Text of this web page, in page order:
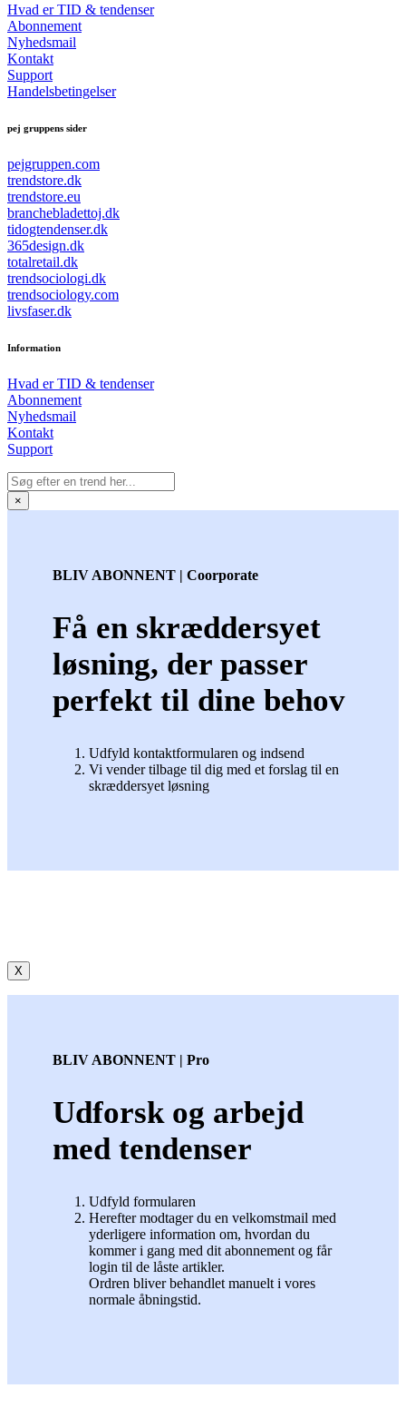
Hvad er TID & tendenser
Abonnement
Nyhedsmail
Kontakt
Support
Handelsbetingelser
pej gruppens sider
pejgruppen.com
trendstore.dk
trendstore.eu
branchebladettoj.dk
tidogtendenser.dk
365design.dk
totalretail.dk
trendsociologi.dk
trendsociology.com
livsfaser.dk
Information
Hvad er TID & tendenser
Abonnement
Nyhedsmail
Kontakt
Support
×
BLIV ABONNENT | Coorporate
Få en skræddersyet
løsning, der passer
perfekt til dine behov
Udfyld kontaktformularen og indsend
Vi vender tilbage til dig med et forslag til en
skræddersyet løsning
X
BLIV ABONNENT | Pro
Udforsk og arbejd
med tendenser
Udfyld formularen
Herefter modtager du en velkomstmail med
yderligere information om, hvordan du
kommer i gang med dit abonnement og får
login til de låste artikler.
Ordren bliver behandlet manuelt i vores
normale åbningstid.